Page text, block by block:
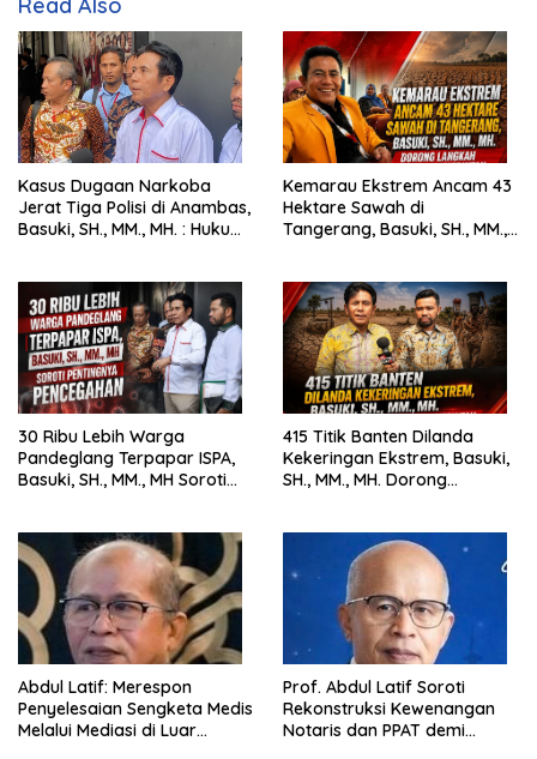
Kasus Dugaan Narkoba
Jerat Tiga Polisi di Anambas,
Basuki, SH., MM., MH. : Hukum
Kemarau Ekstrem Ancam 43
Hektare Sawah di
Tangerang, Basuki, SH., MM.,
30 Ribu Lebih Warga
Pandeglang Terpapar ISPA,
Basuki, SH., MM., MH Soroti
415 Titik Banten Dilanda
Kekeringan Ekstrem, Basuki,
SH., MM., MH. Dorong
Abdul Latif: Merespon
Penyelesaian Sengketa Medis
Melalui Mediasi di Luar
Prof. Abdul Latif Soroti
Rekonstruksi Kewenangan
Notaris dan PPAT demi